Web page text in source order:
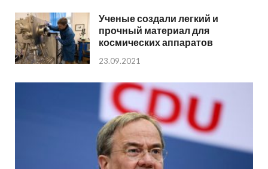
Ученые создали легкий и
прочный материал для
космических аппаратов
23.09.2021